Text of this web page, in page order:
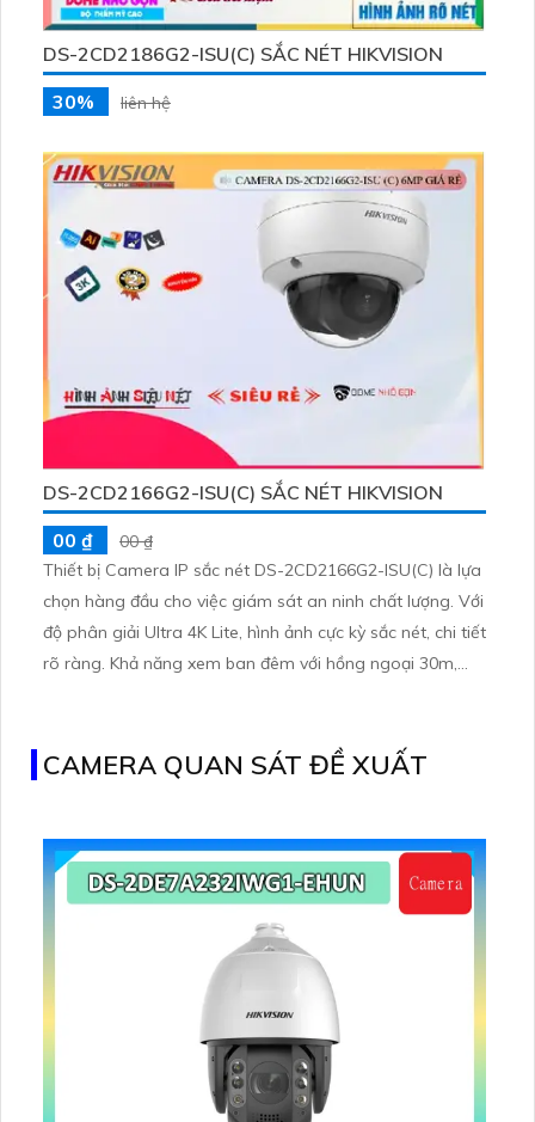
DS-2CD2186G2-ISU(C) SẮC NÉT HIKVISION
30%
liên hệ
DS-2CD2166G2-ISU(C) SẮC NÉT HIKVISION
00 ₫
00 ₫
Thiết bị Camera IP sắc nét DS-2CD2166G2-ISU(C) là lựa
chọn hàng đầu cho việc giám sát an ninh chất lượng. Với
độ phân giải Ultra 4K Lite, hình ảnh cực kỳ sắc nét, chi tiết
rõ ràng. Khả năng xem ban đêm với hồng ngoại 30m,
CAMERA QUAN SÁT ĐỀ XUẤT